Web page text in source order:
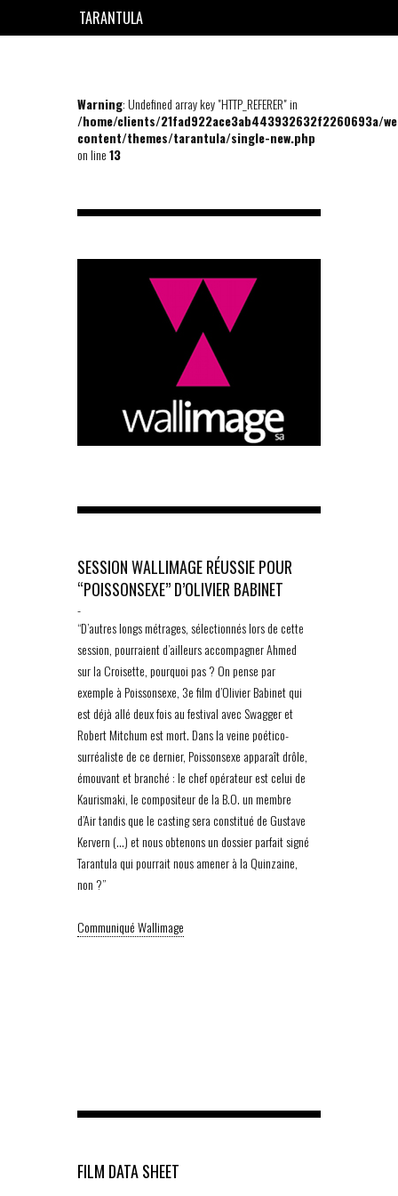
TARANTULA
Warning: Undefined array key "HTTP_REFERER" in
/home/clients/21fad922ace3ab443932632f2260693a/
content/themes/tarantula/single-new.php
on line13
SESSION WALLIMAGE RÉUSSIE POUR
“POISSONSEXE” D’OLIVIER BABINET
-
“D’autres longs métrages, sélectionnés lors de cette
session, pourraient d’ailleurs accompagner Ahmed
sur la Croisette, pourquoi pas ? On pense par
exemple à Poissonsexe, 3e film d’Olivier Babinet qui
est déjà allé deux fois au festival avec Swagger et
Robert Mitchum est mort. Dans la veine poético-
surréaliste de ce dernier, Poissonsexe apparaît drôle,
émouvant et branché : le chef opérateur est celui de
Kaurismaki, le compositeur de la B.O. un membre
d’Air tandis que le casting sera constitué de Gustave
Kervern (…) et nous obtenons un dossier parfait signé
Tarantula qui pourrait nous amener à la Quinzaine,
non ?”
Communiqué Wallimage
FILM DATA SHEET